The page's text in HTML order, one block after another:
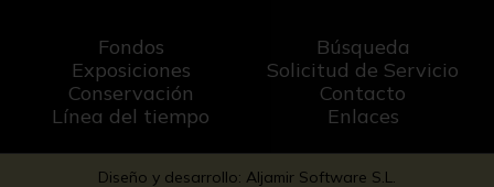
Fondos
Exposiciones
Conservación
Línea del tiempo
Búsqueda
Solicitud de Servicio
Contacto
Enlaces
Diseño y desarrollo: Aljamir Software S.L.